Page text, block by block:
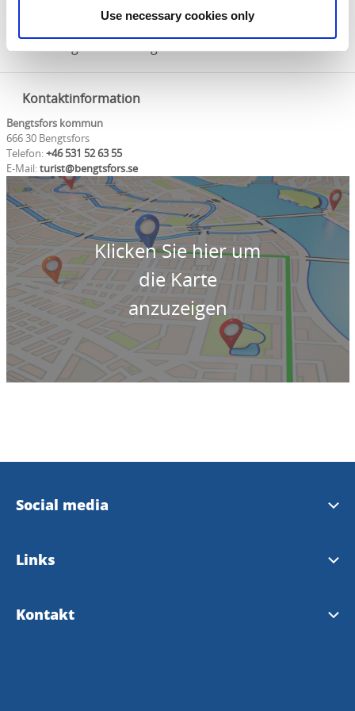
Use necessary cookies only
Woche 100 SEK
Trolling 100 SEK/ Tag
Kontaktinformation
Bengtsfors kommun
666 30 Bengtsfors
Telefon:+46 531 52 63 55
E-Mail:turist@bengtsfors.se
Klicken Sie hier um
die Karte
anzuzeigen
Social media
Instagram Touristinformation
Links
Gemeinde Bengtsfors
Kontakt